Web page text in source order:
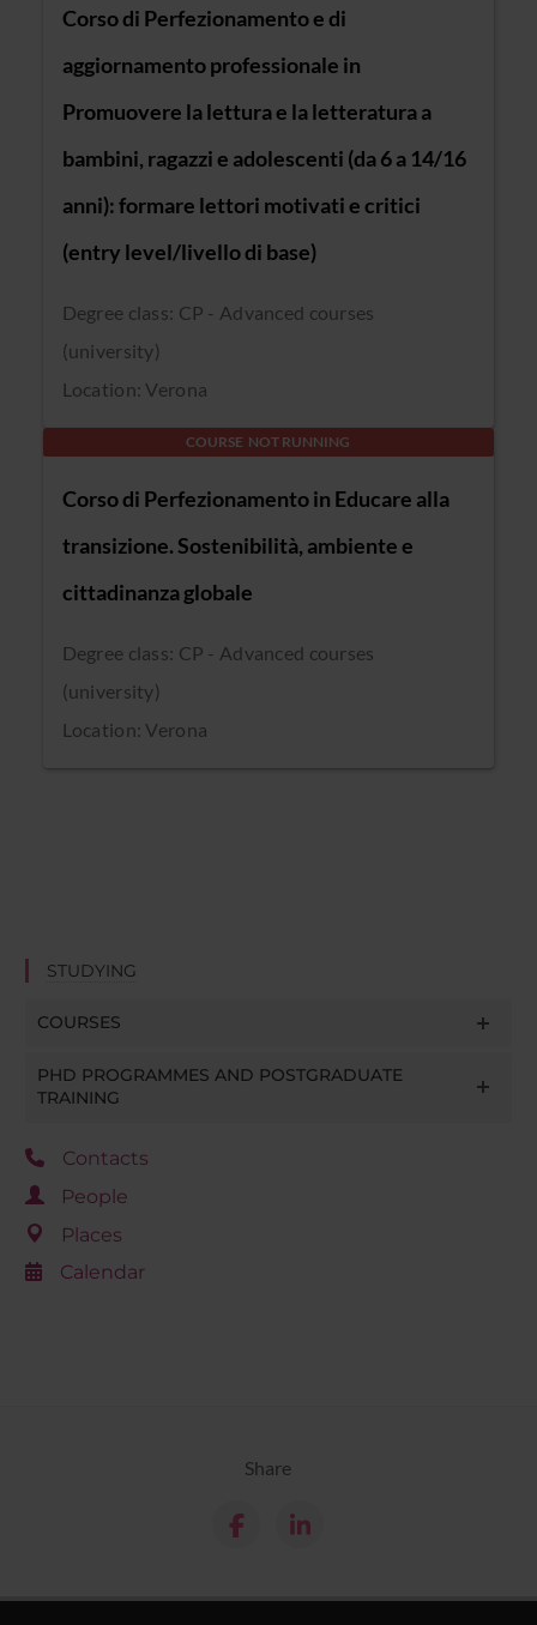
Corso di Perfezionamento e di
aggiornamento professionale in
Promuovere la lettura e la letteratura a
bambini, ragazzi e adolescenti (da 6 a 14/16
anni): formare lettori motivati e critici
(entry level/livello di base)
Degree class: CP - Advanced courses
(university)
Location: Verona
COURSE NOT RUNNING
Corso di Perfezionamento in Educare alla
transizione. Sostenibilità, ambiente e
cittadinanza globale
Degree class: CP - Advanced courses
(university)
Location: Verona
STUDYING
COURSES
PHD PROGRAMMES AND POSTGRADUATE
TRAINING
Contacts
People
Places
Calendar
Share